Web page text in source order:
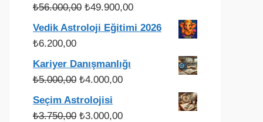
₺56.000,00 Orijinal
fiyat:
₺49.900,00Şu
andaki
₺49.900,00.
Vedik Astroloji Eğitimi 2026
₺6.200,00
Kariyer Danışmanlığı
₺5.000,00 Orijinal
fiyat:
₺5.000,00.
₺4.000,00Şu
fiyat:
Seçim Astrolojisi
₺3.750,00 Orijinal
₺3.000,00Şu